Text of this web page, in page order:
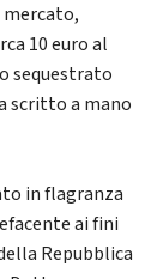
10 euro al
sequestrato
scritto a mano
in flagranza
ai fini
Repubblica